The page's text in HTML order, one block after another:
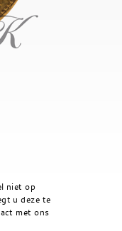
niet op
u deze te
met ons